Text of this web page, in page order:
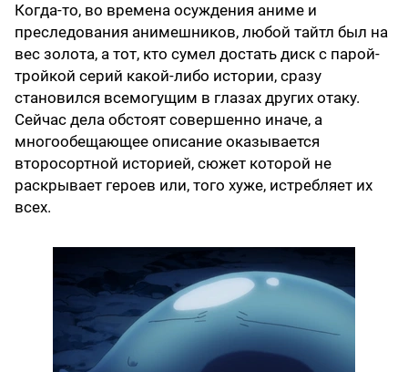
Когда-то, во времена осуждения аниме и
преследования анимешников, любой тайтл был на
вес золота, а тот, кто сумел достать диск с парой-
тройкой серий какой-либо истории, сразу
становился всемогущим в глазах других отаку.
Сейчас дела обстоят совершенно иначе, а
многообещающее описание оказывается
второсортной историей, сюжет которой не
раскрывает героев или, того хуже, истребляет их
всех.